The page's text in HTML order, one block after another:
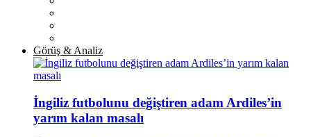
Görüş & Analiz
İngiliz futbolunu değiştiren adam Ardiles’in
yarım kalan masalı